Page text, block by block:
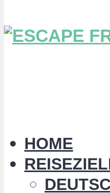
HOME